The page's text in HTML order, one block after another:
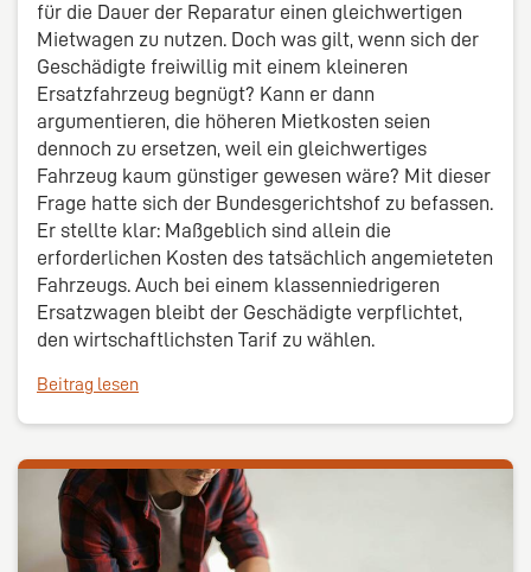
für die Dauer der Reparatur einen gleichwertigen
Mietwagen zu nutzen. Doch was gilt, wenn sich der
Geschädigte freiwillig mit einem kleineren
Ersatzfahrzeug begnügt? Kann er dann
argumentieren, die höheren Mietkosten seien
dennoch zu ersetzen, weil ein gleichwertiges
Fahrzeug kaum günstiger gewesen wäre? Mit dieser
Frage hatte sich der Bundesgerichtshof zu befassen.
Er stellte klar: Maßgeblich sind allein die
erforderlichen Kosten des tatsächlich angemieteten
Fahrzeugs. Auch bei einem klassenniedrigeren
Ersatzwagen bleibt der Geschädigte verpflichtet,
den wirtschaftlichsten Tarif zu wählen.
Beitrag lesen